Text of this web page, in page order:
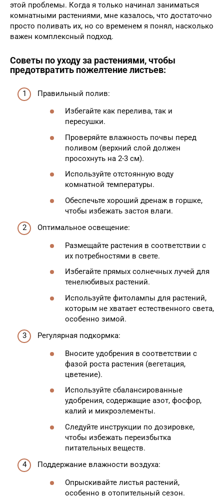
этой проблемы. Когда я только начинал заниматься
комнатными растениями, мне казалось, что достаточно
просто поливать их, но со временем я понял, насколько
важен комплексный подход.
Советы по уходу за растениями, чтобы
предотвратить пожелтение листьев:
Правильный полив:
Избегайте как перелива, так и
пересушки.
Проверяйте влажность почвы перед
поливом (верхний слой должен
просохнуть на 2-3 см).
Используйте отстоянную воду
комнатной температуры.
Обеспечьте хороший дренаж в горшке,
чтобы избежать застоя влаги.
Оптимальное освещение:
Размещайте растения в соответствии с
их потребностями в свете.
Избегайте прямых солнечных лучей для
тенелюбивых растений.
Используйте фитолампы для растений,
которым не хватает естественного света,
особенно зимой.
Регулярная подкормка:
Вносите удобрения в соответствии с
фазой роста растения (вегетация,
цветение).
Используйте сбалансированные
удобрения, содержащие азот, фосфор,
калий и микроэлементы.
Следуйте инструкции по дозировке,
чтобы избежать переизбытка
питательных веществ.
Поддержание влажности воздуха:
Опрыскивайте листья растений,
особенно в отопительный сезон.